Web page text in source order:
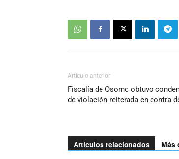
Artículo anterior
Fiscalía de Osorno obtuvo
de violación reiterada en contra
Artículos relacionados Más